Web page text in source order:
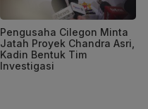
Pengusaha Cilegon Minta
Jatah Proyek Chandra Asri,
Kadin Bentuk Tim
Investigasi